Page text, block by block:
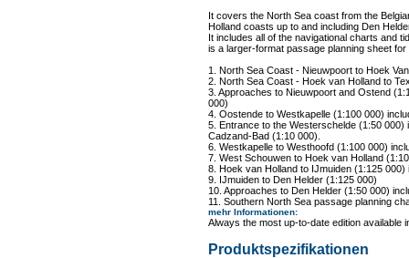
It covers the North Sea coast from the
Holland coasts up to and including Den
It includes all of the navigational charts and
is a larger-format passage planning sheet
1. North Sea Coast - Nieuwpoort to Hoek
2. North Sea Coast - Hoek van Holland to
3. Approaches to Nieuwpoort and Ostend
000)
4. Oostende to Westkapelle (1:100 000)
5. Entrance to the Westerschelde (1:50
Cadzand-Bad (1:10 000).
6. Westkapelle to Westhoofd (1:100 000)
7. West Schouwen to Hoek van Holland
8. Hoek van Holland to IJmuiden (1:125
9. IJmuiden to Den Helder (1:125 000)
10. Approaches to Den Helder (1:50 000)
11. Southern North Sea passage planning
mehr Informationen:
Always the most up-to-date edition
Produktspezifikationen